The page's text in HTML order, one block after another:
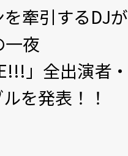
牽引するDJが
一夜
」全出演者・
を発表！！